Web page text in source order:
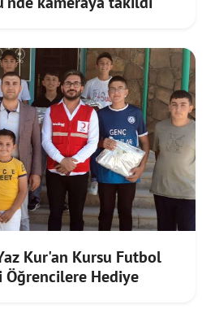
Kur'an Kursu Futbol
Öğrencilere Hediye